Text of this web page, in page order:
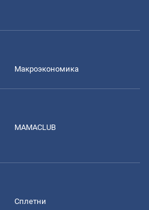
Mакроэкономика
MAMACLUB
Сплетни